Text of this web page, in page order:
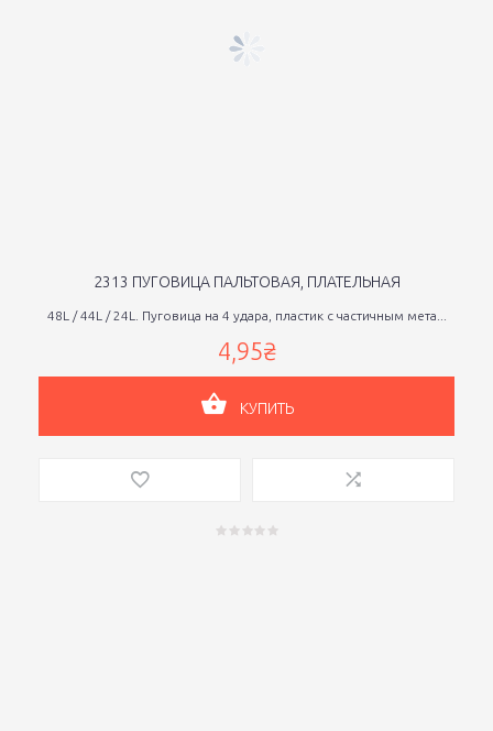
2313 ПУГОВИЦА ПАЛЬТОВАЯ, ПЛАТЕЛЬНАЯ
48L / 44L / 24L. Пуговица на 4 удара, пластик с частичным мета...
4,95₴
КУПИТЬ